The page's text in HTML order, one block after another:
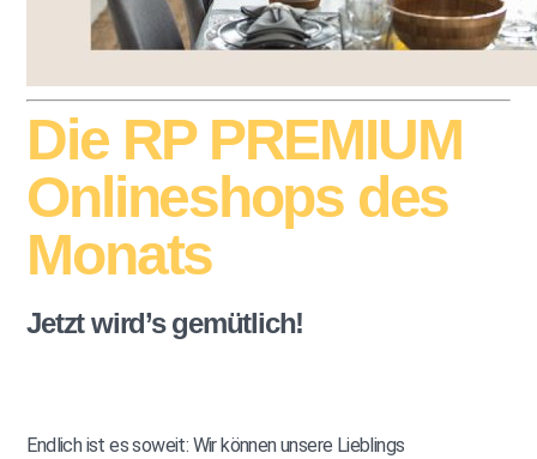
Die RP PREMIUM
Onlineshops des
Monats
Jetzt wird’s gemütlich!
Endlich ist es soweit: Wir können unsere Lieblings